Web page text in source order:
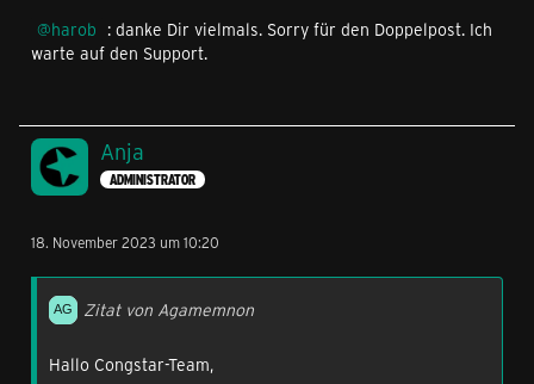
harob : danke Dir vielmals. Sorry für den Doppelpost. Ich
warte auf den Support.
Anja
ADMINISTRATOR
18. November 2023 um 10:20
Zitat von Agamemnon
Hallo Congstar-Team,